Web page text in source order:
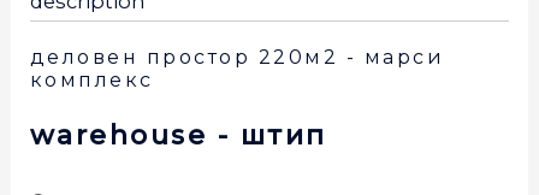
деловен простор 220м2 - марси
комплекс
warehouse - штип